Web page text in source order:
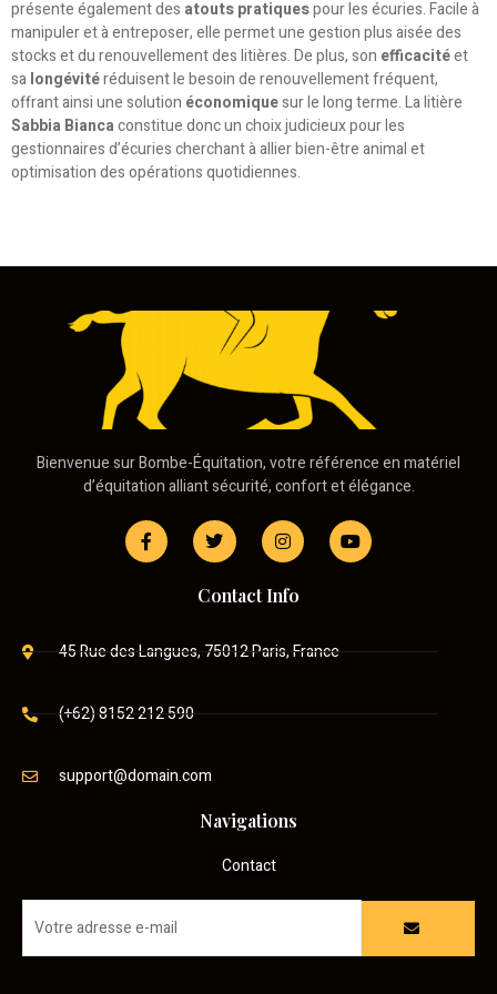
présente également des atouts pratiquespour les écuries. Facile à
manipuler et à entreposer, elle permet une gestion plus aisée des
stocks et du renouvellement des litières. De plus, son efficacitéet
salongévitéréduisent le besoin de renouvellement fréquent,
offrant ainsi une solution économiquesur le long terme. La litière
Sabbia Biancaconstitue donc un choix judicieux pour les
gestionnaires d’écuries cherchant à allier bien-être animal et
optimisation des opérations quotidiennes.
Bienvenue sur Bombe-Équitation, votre référence en matériel
d’équitation alliant sécurité, confort et élégance.
Contact Info
45 Rue des Langues, 75012 Paris, France
(+62) 8152 212 590
support@domain.com
Navigations
Contact